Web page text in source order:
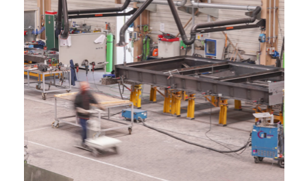
Hodapp verfügt über eine
beeindruckende Produktionsfläche
von 20.000 m². Diese großzügige
Fläche ermöglicht es uns,
effiziente Produktionsabläufe
umzusetzen und eine hohe
Qualität unserer Produkte zu
gewährleisten.